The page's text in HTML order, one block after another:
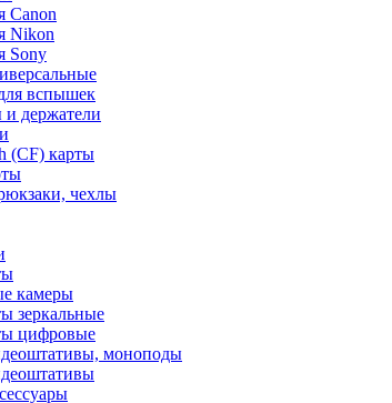
Canon
Nikon
Sony
вспышек
держатели
(CF) карты
чехлы
камеры
зеркальные
цифровые
моноподы